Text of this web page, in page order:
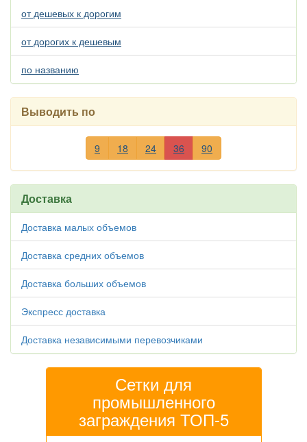
от дешевых к дорогим
от дорогих к дешевым
по названию
Выводить по
9 18 24 36 90
Доставка
Доставка малых объемов
Доставка средних объемов
Доставка больших объемов
Экспресс доставка
Доставка независимыми перевозчиками
Сетки для
промышленного
заграждения ТОП-5